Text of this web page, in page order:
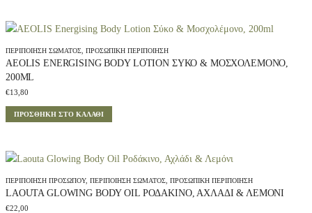
ΠΕΡΙΠΟΊΗΣΗ ΣΏΜΑΤΟΣ ΠΡΟΣΩΠΙΚΉ ΠΕΡΙΠΟΊΗΣΗ
AEOLIS ENERGISING BODY LOTION ΣΎΚΟ & ΜΟΣΧΟΛΈΜΟΝΟ,
200ML
€13,80
ΠΡΟΣΘΉΚΗ ΣΤΟ ΚΑΛΆΘΙ
ΠΕΡΙΠΟΊΗΣΗ ΠΡΟΣΏΠΟΥ, ΠΕΡΙΠΟΊΗΣΗ ΣΏΜΑΤΟΣ ΠΡΟΣΩΠΙΚΉ ΠΕΡΙΠΟΊΗΣΗ
LAOUTA GLOWING BODY OIL ΡΟΔΆΚΙΝΟ, ΑΧΛΆΔΙ & ΛΕΜΌΝΙ
€22,00